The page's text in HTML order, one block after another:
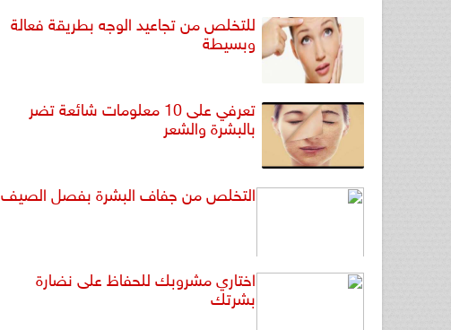
للتخلص من تجاعيد الوجه بطريقة فعالة
وبسيطة
تعرفي على 10 معلومات شائعة تضر
بالبشرة والشعر
التخلص من جفاف البشرة بفصل الصيف
اختاري مشروبك للحفاظ على نضارة
بشرتك